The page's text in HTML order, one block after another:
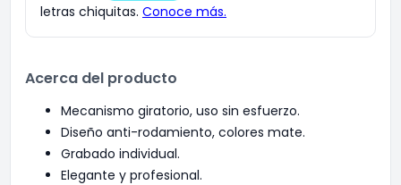
Acerca del producto
Mecanismo giratorio, uso sin esfuerzo.
Diseño anti-rodamiento, colores mate.
Grabado individual.
Elegante y profesional.